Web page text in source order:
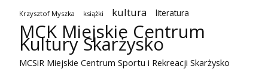
Krzysztof Myszka książki kultura literatura
MCK Miejskie Centrum
Kultury Skarżysko
MCSiR Miejskie Centrum Sportu i Rekreacji Skarżysko